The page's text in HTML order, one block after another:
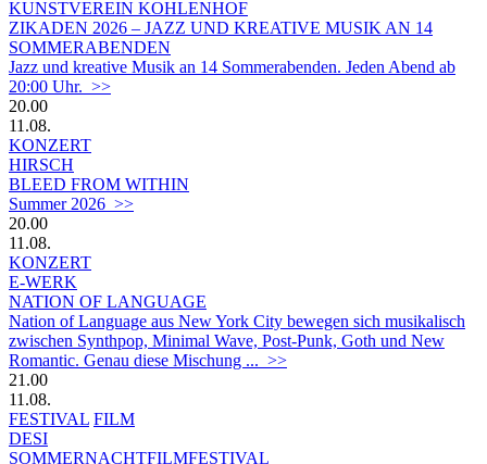
KUNSTVEREIN KOHLENHOF
ZIKADEN 2026 – JAZZ UND KREATIVE MUSIK AN 14
SOMMERABENDEN
Jazz und kreative Musik an 14 Sommerabenden. Jeden Abend ab
20:00 Uhr. >>
20.00
11.08.
KONZERT
HIRSCH
BLEED FROM WITHIN
Summer 2026 >>
20.00
11.08.
KONZERT
E-WERK
NATION OF LANGUAGE
Nation of Language aus New York City bewegen sich musikalisch
zwischen Synthpop, Minimal Wave, Post-Punk, Goth und New
Romantic. Genau diese Mischung ... >>
21.00
11.08.
FESTIVAL FILM
DESI
SOMMERNACHTFILMFESTIVAL